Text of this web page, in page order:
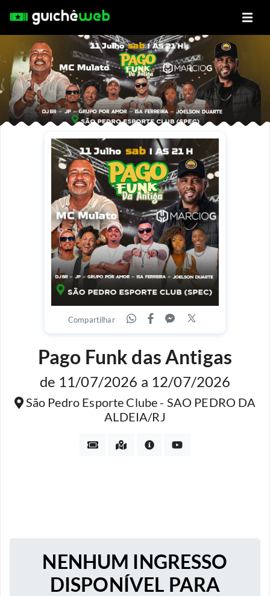
Compartilhar
Pago Funk das Antigas
de 11/07/2026 a 12/07/2026
São Pedro Esporte Clube - SAO PEDRO DA
ALDEIA/RJ
NENHUM INGRESSO
DISPONÍVEL PARA